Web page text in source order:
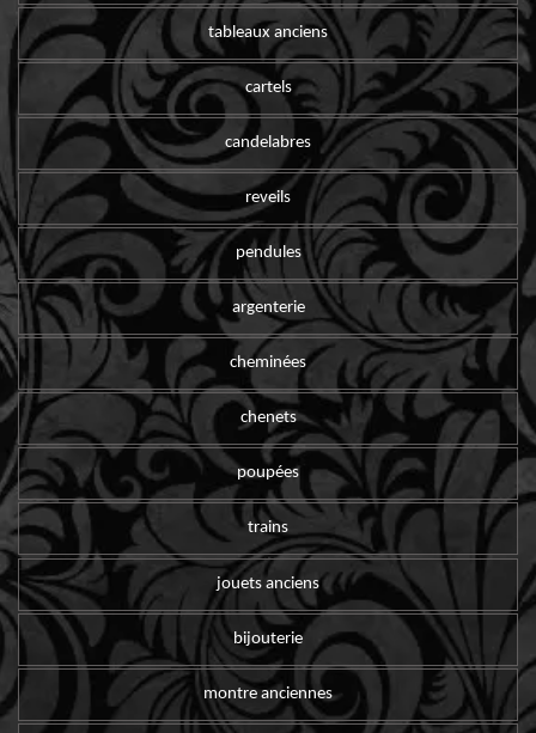
tableaux anciens
cartels
candelabres
reveils
pendules
argenterie
cheminées
chenets
poupées
trains
jouets anciens
bijouterie
montre anciennes